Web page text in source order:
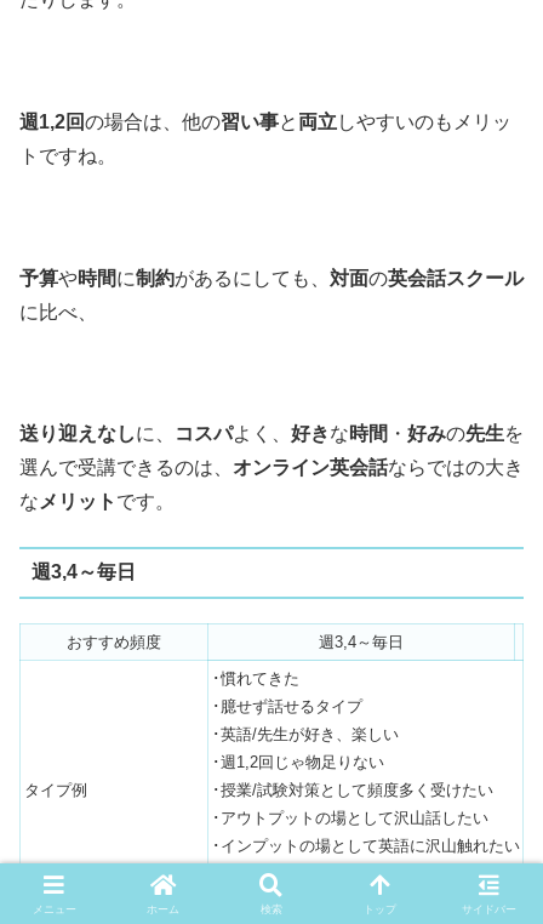
週1,2回の場合は、他の習い事と 両立 しやすいのもメリッ
トですね。
予算や時間に制約があるにしても、 対面の英会話スクール
に比べ、
送り迎えなしに、 コスパよく、 好きな時間 ・ 好みの先生を
選んで受講できるのは、 オンライン英会話ならではの大き
な メリット です。
週3,4～毎日
おすすめ頻度 週3,4～毎日
タイプ例
･慣れてきた
･臆せず話せるタイプ
･英語/先生が好き、楽しい
･週1,2回じゃ物足りない
･授業/試験対策として頻度多く受けたい
･アウトプットの場として沢山話したい
･インプットの場として英語に沢山触れたい
･日々のルーティンに取り入れたい
･どんどん受けて伸ばしたい
メニュー ホーム 検索 トップ サイドバー